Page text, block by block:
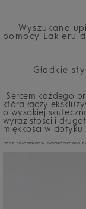
Wyszukane
pomocy Lakieru
Gładkie
Sercem każdego
która łączy
o wysokiej
wyrazistości i
miękkości w dotyku.
*bez składników pochodzenia